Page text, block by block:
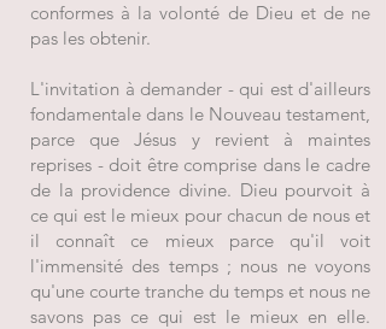
conformes à la volonté de Dieu et de ne
pas les obtenir.
L'invitation à demander - qui est d'ailleurs
fondamentale dans le Nouveau testament,
parce que Jésus y revient à maintes
reprises - doit être comprise dans le cadre
de la providence divine. Dieu pourvoit à
ce qui est le mieux pour chacun de nous et
il connaît ce mieux parce qu'il voit
l'immensité des temps ; nous ne voyons
qu'une courte tranche du temps et nous ne
savons pas ce qui est le mieux en elle.